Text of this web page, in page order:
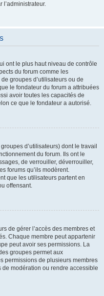
l’administrateur.
ont le plus haut niveau de contrôle
du forum comme les
groupes d’utilisateurs ou de
le fondateur du forum a attribuées
avoir toutes les capacités de
ce que le fondateur a autorisé.
d’utilisateurs) dont le travail
du forum. Ils ont le
de verrouiller, déverrouiller,
forums qu’ils modèrent.
que les utilisateurs partent en
offensant.
de gérer l’accès des membres et
Chaque membre peut appartenir
peut avoir ses permissions. La
groupes permet aux
permissions de plusieurs membres
de modération ou rendre accessible